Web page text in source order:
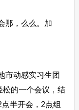
，么么。加
动感实习生团
松的一个会议，结
半开会，2点组